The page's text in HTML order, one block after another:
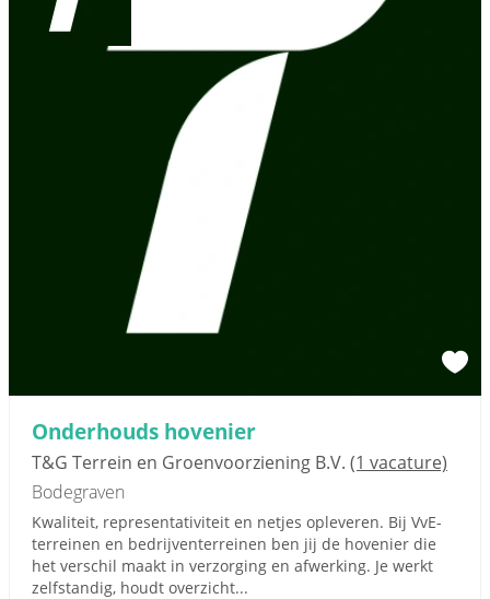
Onderhouds hovenier
T&G Terrein en Groenvoorziening B.V. (1 vacature)
Bodegraven
Kwaliteit, representativiteit en netjes opleveren. Bij VvE-
terreinen en bedrijventerreinen ben jij de hovenier die
het verschil maakt in verzorging en afwerking. Je werkt
zelfstandig, houdt overzicht...